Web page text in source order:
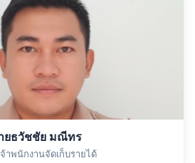
ยธวัชชัย มณีทร
าพนักงานจัดเก็บรายได้